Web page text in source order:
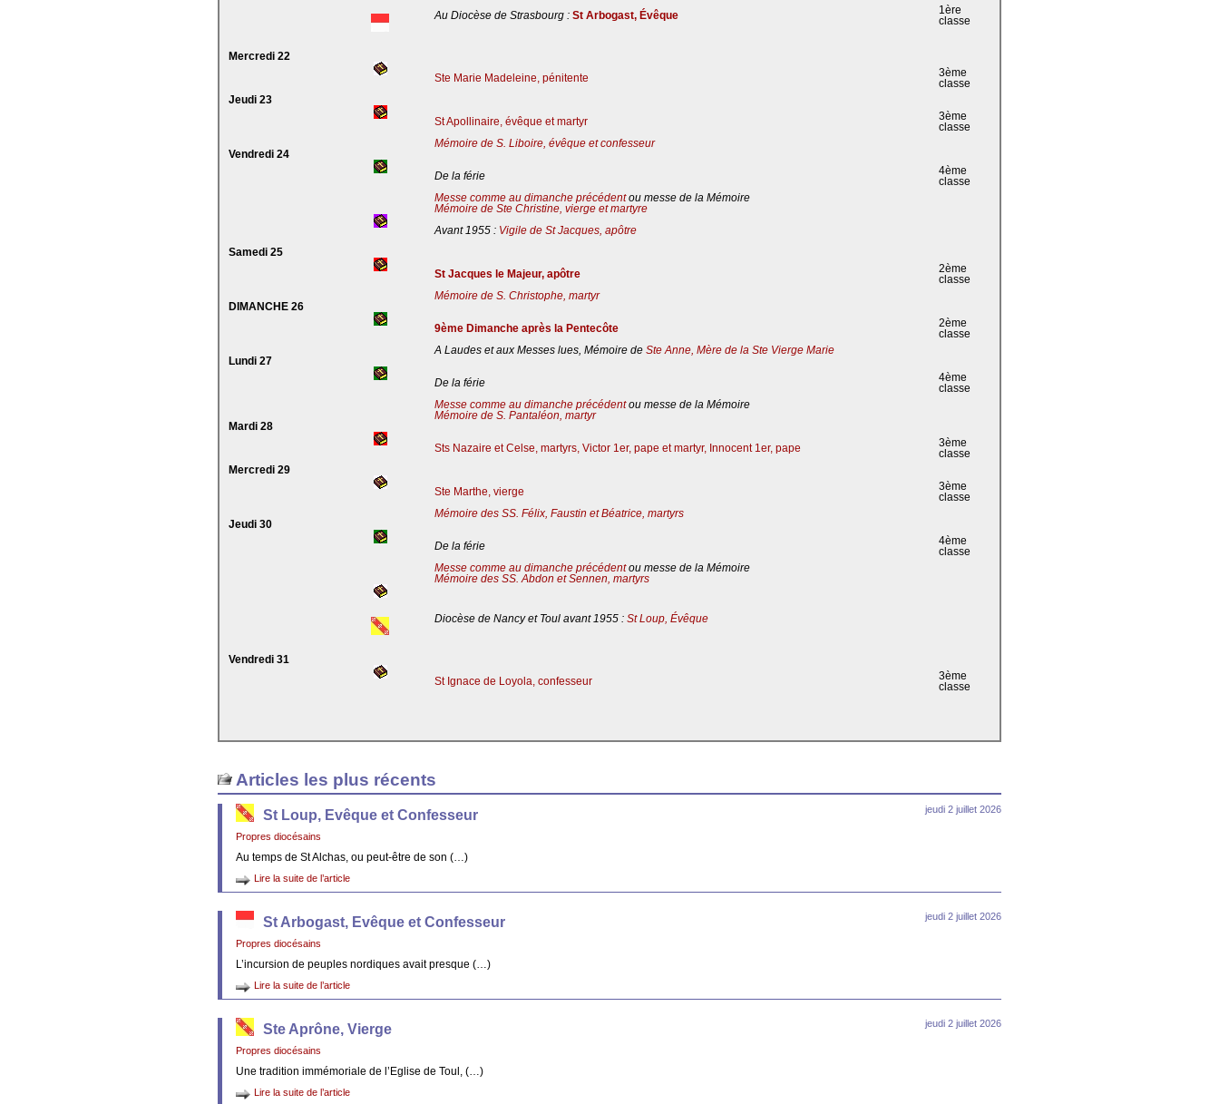
Au Diocèse de Strasbourg : St Arbogast, Évêque
1ère
classe
Mercredi 22
Ste Marie Madeleine, pénitente
3ème
classe
Jeudi 23
St Apollinaire, évêque et martyr
3ème
classe
Mémoire de S. Liboire, évêque et confesseur
Vendredi 24
De la férie
4ème
classe
Messe comme au dimanche précédentou messe de la Mémoire
Mémoire de Ste Christine, vierge et martyre
Avant 1955 : Vigile de St Jacques, apôtre
Samedi 25
St Jacques le Majeur, apôtre
2ème
classe
Mémoire de S. Christophe, martyr
DIMANCHE 26
9ème Dimanche après la Pentecôte
2ème
classe
A Laudes et aux Messes lues, Mémoire de Ste Anne, Mère de la Ste Vierge Marie
Lundi 27
De la férie
4ème
classe
Messe comme au dimanche précédentou messe de la Mémoire
Mémoire de S. Pantaléon, martyr
Mardi 28
Sts Nazaire et Celse, martyrs, Victor 1er, pape et martyr, Innocent 1er, pape
3ème
classe
Mercredi 29
Ste Marthe, vierge
3ème
classe
Mémoire des SS. Félix, Faustin et Béatrice, martyrs
Jeudi 30
De la férie
4ème
classe
Messe comme au dimanche précédentou messe de la Mémoire
Mémoire des SS. Abdon et Sennen, martyrs
Diocèse de Nancy et Toul avant 1955 : St Loup, Évêque
Vendredi 31
St Ignace de Loyola, confesseur
3ème
classe
Articles les plus récents
jeudi 2 juillet 2026
St Loup, Evêque et Confesseur
Propres diocésains
Au temps de St Alchas, ou peut-être de son (…)
Lire la suite de l’article
jeudi 2 juillet 2026
St Arbogast, Evêque et Confesseur
Propres diocésains
L’incursion de peuples nordiques avait presque (…)
Lire la suite de l’article
jeudi 2 juillet 2026
Ste Aprône, Vierge
Propres diocésains
Une tradition immémoriale de l’Eglise de Toul, (…)
Lire la suite de l’article